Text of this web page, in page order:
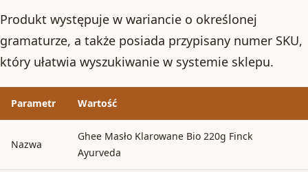
Produkt występuje w wariancie o określonej
gramaturze, a także posiada przypisany numer SKU,
który ułatwia wyszukiwanie w systemie sklepu.
Parametr Wartość
Nazwa
Ghee Masło Klarowane Bio 220g Finck
Ayurveda